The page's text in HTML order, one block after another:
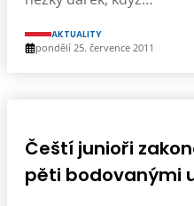
AKTUALITY
pondělí 25. července 2011
Čeští junioři
pěti bodovanými